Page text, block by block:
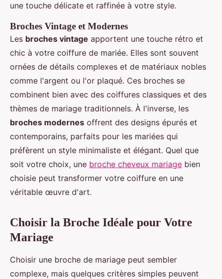
une touche délicate et raffinée à votre style.
Broches Vintage et Modernes
Les broches vintage apportent une touche rétro et
chic à votre coiffure de mariée. Elles sont souvent
ornées de détails complexes et de matériaux nobles
comme l'argent ou l'or plaqué. Ces broches se
combinent bien avec des coiffures classiques et des
thèmes de mariage traditionnels. À l'inverse, les
broches modernes offrent des designs épurés et
contemporains, parfaits pour les mariées qui
préfèrent un style minimaliste et élégant. Quel que
soit votre choix, une broche cheveux mariage bien
choisie peut transformer votre coiffure en une
véritable œuvre d'art.
Choisir la Broche Idéale pour Votre
Mariage
Choisir une broche de mariage peut sembler
complexe, mais quelques critères simples peuvent